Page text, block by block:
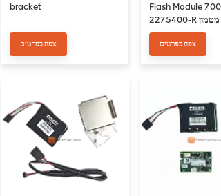
bracket
צפה בפרטים
Flash Module 700
2275400-R הגנה מפני מטמון
ללא תחזוקה
צפה בפרטים